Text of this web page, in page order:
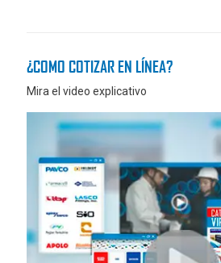
¿COMO COTIZAR EN LÍNEA?
Mira el video explicativo